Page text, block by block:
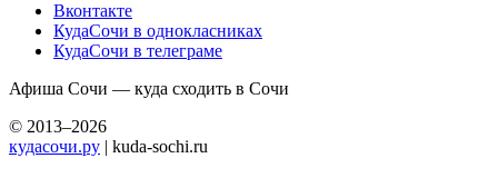
Вконтакте
КудаСочи в однокласниках
КудаСочи в телеграме
Афиша Сочи — куда сходить в Сочи
© 2013–2026
кудасочи.ру | kuda-sochi.ru